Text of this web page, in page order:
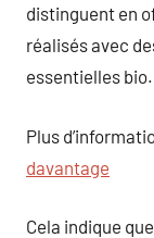
distinguent en
réalisés avec
essentielles bio.
Plus
davantage
Cela indique